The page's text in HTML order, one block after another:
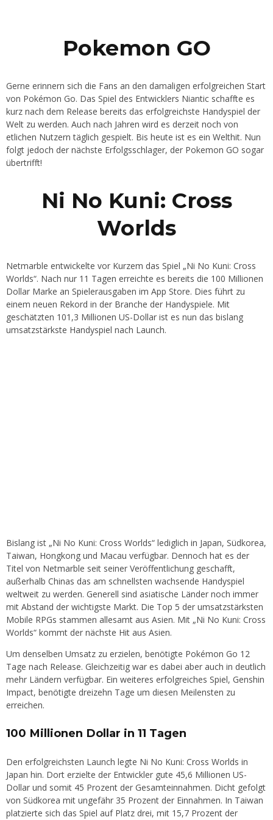
Pokemon GO
Gerne erinnern sich die Fans an den damaligen erfolgreichen Start
von Pokémon Go. Das Spiel des Entwicklers Niantic schaffte es
kurz nach dem Release bereits das erfolgreichste Handyspiel der
Welt zu werden. Auch nach Jahren wird es derzeit noch von
etlichen Nutzern täglich gespielt. Bis heute ist es ein Welthit. Nun
folgt jedoch der nächste Erfolgsschlager, der Pokemon GO sogar
übertrifft!
Ni No Kuni: Cross
Worlds
Netmarble entwickelte vor Kurzem das Spiel „Ni No Kuni: Cross
Worlds“. Nach nur 11 Tagen erreichte es bereits die 100 Millionen
Dollar Marke an Spielerausgaben im App Store. Dies führt zu
einem neuen Rekord in der Branche der Handyspiele. Mit
geschätzten 101,3 Millionen US-Dollar ist es nun das bislang
umsatzstärkste Handyspiel nach Launch.
Bislang ist „Ni No Kuni: Cross Worlds“ lediglich in Japan, Südkorea,
Taiwan, Hongkong und Macau verfügbar. Dennoch hat es der
Titel von Netmarble seit seiner Veröffentlichung geschafft,
außerhalb Chinas das am schnellsten wachsende Handyspiel
weltweit zu werden. Generell sind asiatische Länder noch immer
mit Abstand der wichtigste Markt. Die Top 5 der umsatzstärksten
Mobile RPGs stammen allesamt aus Asien. Mit „Ni No Kuni: Cross
Worlds“ kommt der nächste Hit aus Asien.
Um denselben Umsatz zu erzielen, benötigte Pokémon Go 12
Tage nach Release. Gleichzeitig war es dabei aber auch in deutlich
mehr Ländern verfügbar. Ein weiteres erfolgreiches Spiel, Genshin
Impact, benötigte dreizehn Tage um diesen Meilensten zu
erreichen.
100 Millionen Dollar in 11 Tagen
Den erfolgreichsten Launch legte Ni No Kuni: Cross Worlds in
Japan hin. Dort erzielte der Entwickler gute 45,6 Millionen US-
Dollar und somit 45 Prozent der Gesamteinnahmen. Dicht gefolgt
von Südkorea mit ungefähr 35 Prozent der Einnahmen. In Taiwan
platzierte sich das Spiel auf Platz drei, mit 15,7 Prozent der